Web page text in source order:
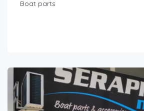
Boat parts